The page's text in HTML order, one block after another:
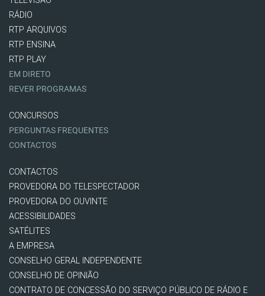
RÁDIO
RTP ARQUIVOS
RTP ENSINA
RTP PLAY
EM DIRETO
REVER PROGRAMAS
CONCURSOS
PERGUNTAS FREQUENTES
CONTACTOS
CONTACTOS
PROVEDORA DO TELESPECTADOR
PROVEDORA DO OUVINTE
ACESSIBILIDADES
SATÉLITES
A EMPRESA
CONSELHO GERAL INDEPENDENTE
CONSELHO DE OPINIÃO
CONTRATO DE CONCESSÃO DO SERVIÇO PÚBLICO DE RÁDIO E